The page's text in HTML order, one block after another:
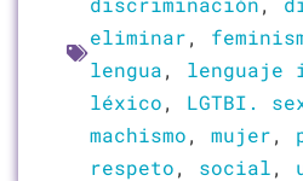
eliminar,
lengua, lenguaje
léxico, LGTBI.
machismo, mujer,
respeto, social,